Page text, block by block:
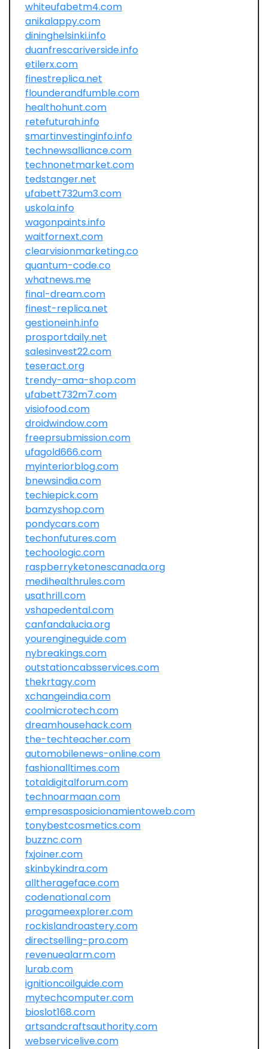
whiteufabetm4.com
anikalappy.com
dininghelsinki.info
duanfrescariverside.info
etilerx.com
finestreplica.net
flounderandfumble.com
healthohunt.com
retefuturah.info
smartinvestinginfo.info
technewsalliance.com
technonetmarket.com
tedstanger.net
ufabett732um3.com
uskola.info
wagonpaints.info
waitfornext.com
clearvisionmarketing.co
quantum-code.co
whatnews.me
final-dream.com
finest-replica.net
gestioneinh.info
prosportdaily.net
salesinvest22.com
teseract.org
trendy-ama-shop.com
ufabett732m7.com
visiofood.com
droidwindow.com
freeprsubmission.com
ufagold666.com
myinteriorblog.com
bnewsindia.com
techiepick.com
bamzyshop.com
pondycars.com
techonfutures.com
techoologic.com
raspberryketonescanada.org
medihealthrules.com
usathrill.com
vshapedental.com
canfandalucia.org
yourengineguide.com
nybreakings.com
outstationcabsservices.com
thekrtagy.com
xchangeindia.com
coolmicrotech.com
dreamhousehack.com
the-techteacher.com
automobilenews-online.com
fashionalltimes.com
totaldigitalforum.com
technoarmaan.com
empresasposicionamientoweb.com
tonybestcosmetics.com
buzznc.com
fxjoiner.com
skinbykindra.com
alltherageface.com
codenational.com
progameexplorer.com
rockislandroastery.com
directselling-pro.com
revenuealarm.com
lurab.com
ignitioncoilguide.com
mytechcomputer.com
bioslot168.com
artsandcraftsauthority.com
webservicelive.com